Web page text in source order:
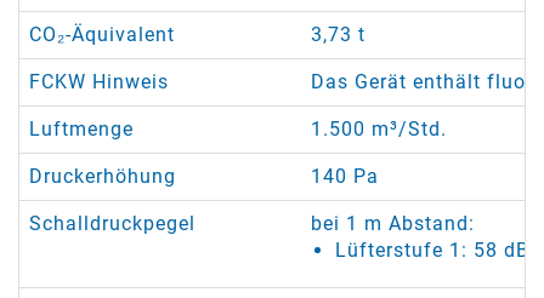
CO₂-Äquivalent 3,73 t
FCKW Hinweis Das Gerät enthält
Luftmenge 1.500 m³/Std.
Druckerhöhung 140 Pa
Schalldruckpegel
bei 1 m Abstand:
Lüfterstufe 1: 58